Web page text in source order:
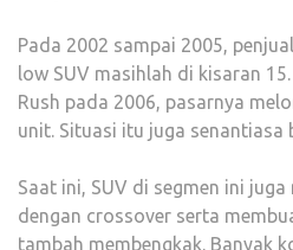
Pada 2002 sampai 2005,
low SUV masihlah di kisaran
Rush pada 2006, pasarnya
unit. Situasi itu juga senantiasa
Saat ini, SUV di segmen ini
dengan crossover serta
tambah membengkak. Banyak